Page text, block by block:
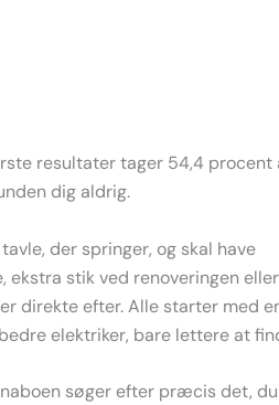
resultater tager 54,4 procent
dig aldrig.
der springer, og skal have
ekstra stik ved renoveringen eller
direkte efter. Alle starter med
elektriker, bare lettere at
søger efter præcis det, du